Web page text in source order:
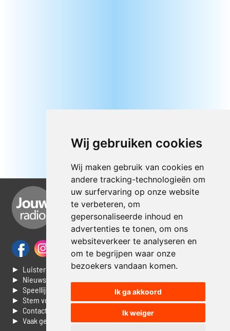
Wij gebruiken cookies
Wij maken gebruik van cookies en
andere tracking-technologieën om
uw surfervaring op onze website
te verbeteren, om
gepersonaliseerde inhoud en
advertenties te tonen, om ons
websiteverkeer te analyseren en
om te begrijpen waar onze
bezoekers vandaan komen.
Ik ga akkoord
Ik weiger
► Luisteren naar Jouwradio
► Nieuws
► Speellijst
► Stem voor de Dag top 3
► Contacteer ons
► Vaak gestelde vragen